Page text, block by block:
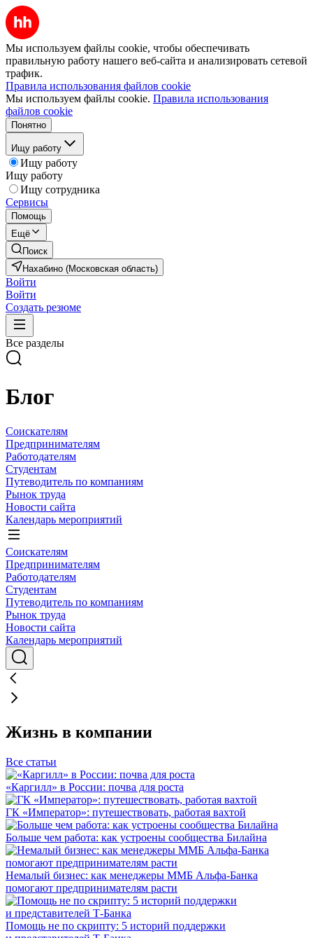
Мы используем файлы cookie, чтобы обеспечивать
правильную работу нашего веб-сайта и анализировать сетевой
трафик.
Правила использования файлов cookie
Мы используем файлы cookie. Правила использования
файлов cookie
Понятно
Ищу работу
Ищу работу
Ищу работу
Ищу сотрудника
Сервисы
Помощь
Ещё
Поиск
Нахабино (Московская область)
Войти
Войти
Создать резюме
Все разделы
Блог
Соискателям
Предпринимателям
Работодателям
Студентам
Путеводитель по компаниям
Рынок труда
Новости сайта
Календарь мероприятий
Соискателям
Предпринимателям
Работодателям
Студентам
Путеводитель по компаниям
Рынок труда
Новости сайта
Календарь мероприятий
Жизнь в компании
Все статьи
«Каргилл» в России: почва для роста
ГК «Император»: путешествовать, работая вахтой
Больше чем работа: как устроены сообщества Билайна
Немалый бизнес: как менеджеры ММБ Альфа-Банка
помогают предпринимателям расти
Помощь не по скрипту: 5 историй поддержки